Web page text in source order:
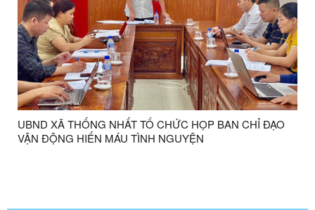
UBND XÃ THỐNG NHẤT TỔ CHỨC HỌP BAN CHỈ ĐẠO
VẬN ĐỘNG HIẾN MÁU TÌNH NGUYỆN